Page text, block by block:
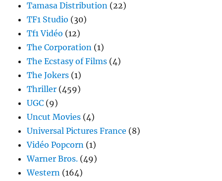
Tamasa Distribution (22)
TF1 Studio (30)
Tf1 Vidéo (12)
The Corporation (1)
The Ecstasy of Films (4)
The Jokers (1)
Thriller (459)
UGC (9)
Uncut Movies (4)
Universal Pictures France (8)
Vidéo Popcorn (1)
Warner Bros. (49)
Western (164)